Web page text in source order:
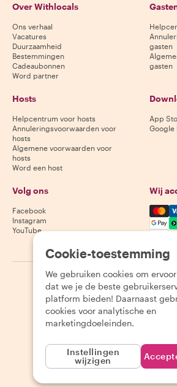
Over Withlocals
Ons verhaal
Vacatures
Duurzaamheid
Bestemmingen
Cadeaubonnen
Word partner
gasten
gasten
Hosts
Helpcentrum voor hosts
Annuleringsvoorwaarden voor
hosts
Algemene voorwaarden voor
hosts
Word een host
App
Google
Volg ons
Facebook
Instagram
YouTube
Wij
2026 Withlocals.com Privacybeleid
Cookie-toestemming
We gebruiken cookies om
dat we je de beste
platform bieden! Daarnaast
cookies voor analytische en
marketingdoeleinden.
Instellingen
wijzigen